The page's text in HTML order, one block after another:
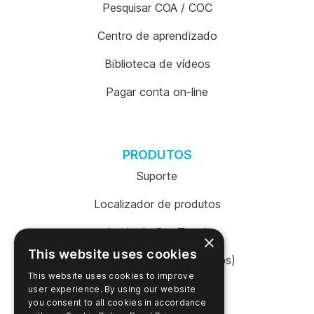
Pesquisar COA / COC
Centro de aprendizado
Biblioteca de vídeos
Pagar conta on-line
PRODUTOS
Suporte
Localizador de produtos
Login da SureTrend
Shop Online (Estados Unidos)
Shop Online (Austrália)
×
This website uses cookies
This website uses cookies to improve
user experience. By using our website
you consent to all cookies in accordance